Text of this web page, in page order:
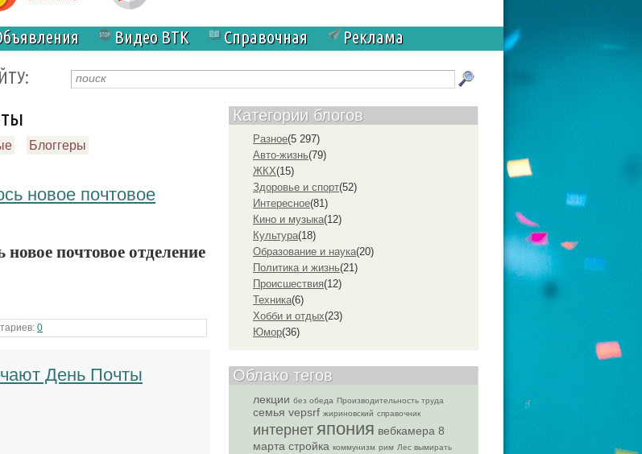
Видео ВТК Справочная
Реклама
Блоггеры
новое почтовое
почтовое отделение
0
День Почты
Категории блогов
Разное(5 297)
Авто-жизнь(79)
ЖКХ(15)
Здоровье и спорт(52)
Интересное(81)
Кино и музыка(12)
Культура(18)
Образование и наука(20)
Политика и жизнь(21)
Проиcшествия(12)
Техника(6)
Хобби и отдых(23)
Юмор(36)
Облако тегов
лекции без обеда Производительность труда
семья vepsrf жириновский справочник
интернет япония вебкамера 8
марта стройка коммунизм рим Лес вымирать